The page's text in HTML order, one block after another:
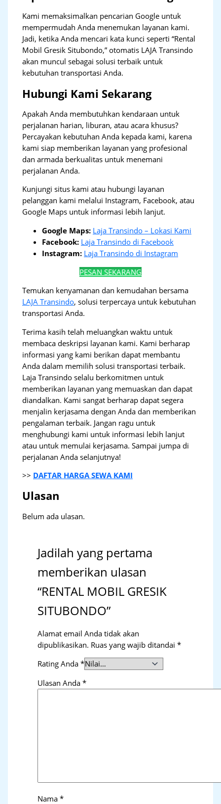
Kami memaksimalkan pencarian Google untuk
mempermudah Anda menemukan layanan kami.
Jadi, ketika Anda mencari kata kunci seperti “Rental
Mobil Gresik Situbondo,” otomatis LAJA Transindo
akan muncul sebagai solusi terbaik untuk
kebutuhan transportasi Anda.
Hubungi Kami Sekarang
Apakah Anda membutuhkan kendaraan untuk
perjalanan harian, liburan, atau acara khusus?
Percayakan kebutuhan Anda kepada kami, karena
kami siap memberikan layanan yang profesional
dan armada berkualitas untuk menemani
perjalanan Anda.
Kunjungi situs kami atau hubungi layanan
pelanggan kami melalui Instagram, Facebook, atau
Google Maps untuk informasi lebih lanjut.
Google Maps: Laja Transindo – Lokasi Kami
Facebook: Laja Transindo di Facebook
Instagram: Laja Transindo di Instagram
PESAN SEKARANG
Temukan kenyamanan dan kemudahan bersama
LAJA Transindo, solusi terpercaya untuk kebutuhan
transportasi Anda.
Terima kasih telah meluangkan waktu untuk
membaca deskripsi layanan kami. Kami berharap
informasi yang kami berikan dapat membantu
Anda dalam memilih solusi transportasi terbaik.
Laja Transindo selalu berkomitmen untuk
memberikan layanan yang memuaskan dan dapat
diandalkan. Kami sangat berharap dapat segera
menjalin kerjasama dengan Anda dan memberikan
pengalaman terbaik. Jangan ragu untuk
menghubungi kami untuk informasi lebih lanjut
atau untuk memulai kerjasama. Sampai jumpa di
perjalanan Anda selanjutnya!
>> DAFTAR HARGA SEWA KAMI
Ulasan
Belum ada ulasan.
Jadilah yang pertama
memberikan ulasan
“RENTAL MOBIL GRESIK
SITUBONDO”
Alamat email Anda tidak akan
dipublikasikan. Ruas yang wajib ditandai*
Rating Anda*
Ulasan Anda*
Nama*